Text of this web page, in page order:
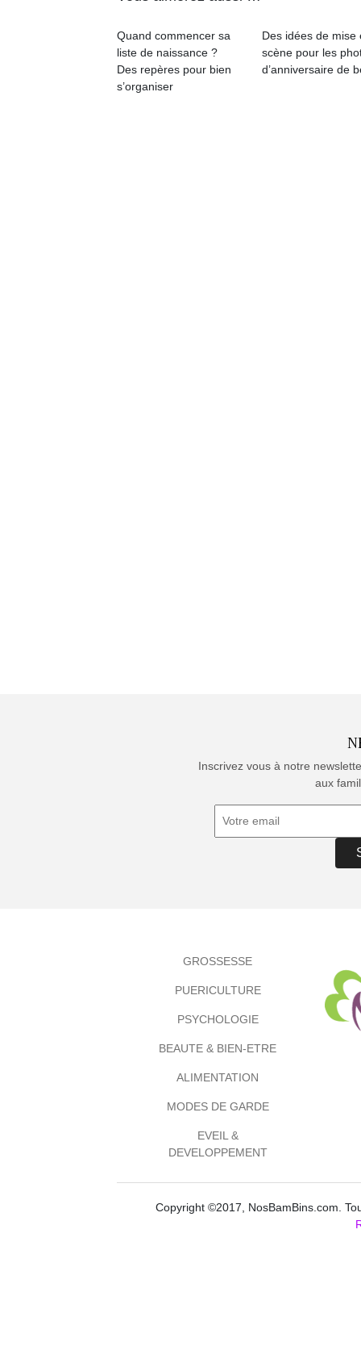
Quand commencer sa
liste de naissance ?
Des repères pour bien
s’organiser
Des idées de mise
scène pour les
d’anniversaire de
Inscrivez vous à notre
aux
GROSSESSE
PUERICULTURE
PSYCHOLOGIE
BEAUTE & BIEN-ETRE
ALIMENTATION
MODES DE GARDE
EVEIL &
DEVELOPPEMENT
Copyright ©2017, NosBamBins.com.